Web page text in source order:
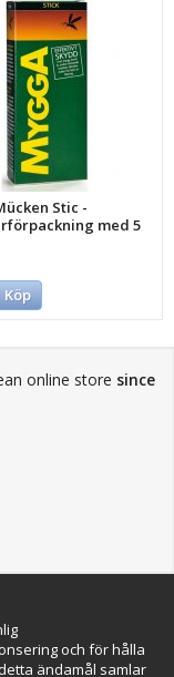
Stic -
med 5
Köp
online store since
och för hålla
ändamål samlar